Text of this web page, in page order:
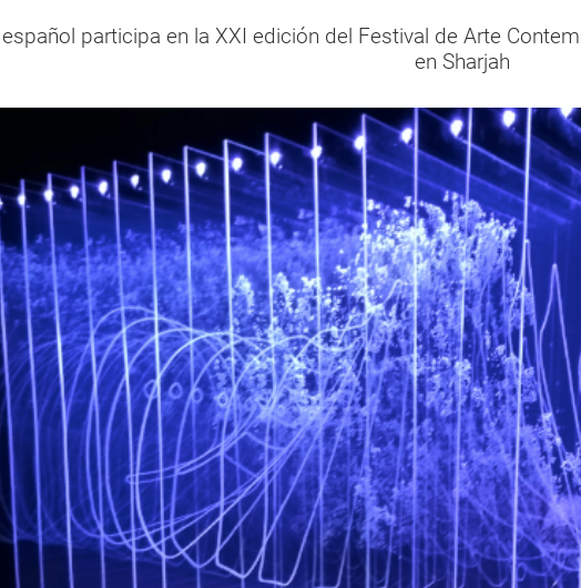
participa en la XXI edición del Festival de Arte
en Sharjah